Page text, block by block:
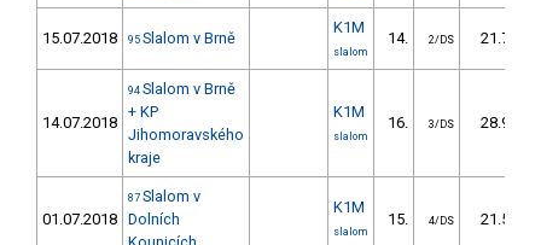
15.07.2018 95 Slalom v Brně
K1M
slalom
14. 2/DS 21.70
14.07.2018
94 Slalom v Brně
+ KP
Jihomoravského
kraje
K1M
slalom
16. 3/DS 28.90
01.07.2018
87 Slalom v
Dolních
K1M
slalom
15. 4/DS 21.50